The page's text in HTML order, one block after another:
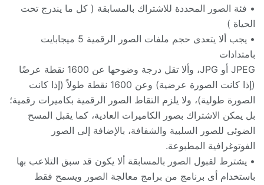
• فئة الصور المحددة للاشتراك بالمسابقة ( كل ما يندرج تحت
الحياة ) ‏
• يجب ألا يتعدى حجم ملفات الصور الرقمية 5 ميجابايت
بامتدادات
JPEG‏ أو ‏JPG، وألا تقل درجة وضوحها عن 1600 نقطة عرضًا
(إذا كانت الصورة عرضية) ‏وعن 1600 نقطة طولاً (إذا كانت
الصورة طولية)، ولا يلزم التقاط الصور الرقمية بكاميرات ‏رقمية؛
بل يمكن الاشتراك بصور الكاميرات العادية، كما يقبل المسح
الضوئى للصور السلبية ‏والشفافة، بالإضافة إلى الصور
الفوتوغرافية المطبوعة.‏
• يشترط لقبول الصور بالمسابقة ألا يكون قد سبق التلاعب بها
باستخدام أى برنامج من برامج معالجة ‏الصور ويسمح فقط